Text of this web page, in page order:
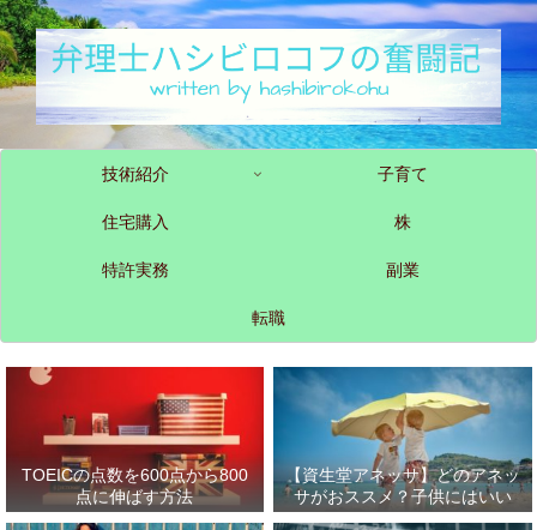
技術紹介 子育て
住宅購入 株
特許実務 副業
転職
TOEICの点数を600点から800
点に伸ばす方法
【資生堂アネッサ】どのアネッ
サがおススメ？子供にはいい
の？